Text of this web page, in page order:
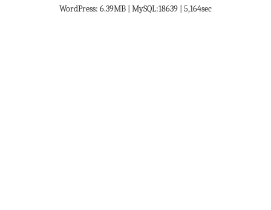
WordPress: 6.39MB | MySQL:18639 | 5,164sec